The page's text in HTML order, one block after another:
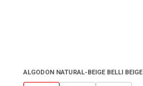
ALGODON NATURAL-BEIGE BELLI BEIGE